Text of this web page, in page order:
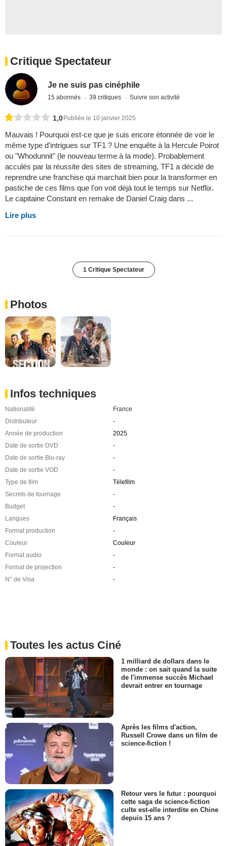
Critique Spectateur
Je ne suis pas cinéphile
15 abonnés 39 critiques Suivre son activité
1,0 Publiée le 10 janvier 2025
Mauvais ! Pourquoi est-ce que je suis encore étonnée de voir le
même type d'intrigues sur TF1 ? Une enquête à la Hercule Poirot
ou "Whodunnit" (le nouveau terme à la mode). Probablement
acculés par la réussite des sites de streaming, TF1 a décidé de
reprendre une franchise qui marchait bien pour la transformer en
pastiche de ces films que l'on voit déjà tout le temps sur Netflix.
Le capitaine Constant en remake de Daniel Craig dans ...
Lire plus
1 Critique Spectateur
Photos
Infos techniques
Nationalité
France
Distributeur
-
Année de production
2025
Date de sortie DVD
-
Date de sortie Blu-ray
-
Date de sortie VOD
-
Type de film
Télefilm
Secrets de tournage
-
Budget
-
Langues
Français
Format production
-
Couleur
Couleur
Format audio
-
Format de projection
-
N° de Visa
-
Toutes les actus Ciné
1 milliard de dollars dans le
monde : on sait quand la suite
de l'immense succès Michael
devrait entrer en tournage
Après les films d'action,
Russell Crowe dans un film de
science-fiction !
Retour vers le futur : pourquoi
cette saga de science-fiction
culte est-elle interdite en Chine
depuis 15 ans ?